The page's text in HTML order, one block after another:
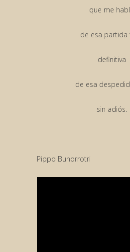
que me
de esa partida
definitiva
de esa
sin adiós.
Pippo Bunorrotri